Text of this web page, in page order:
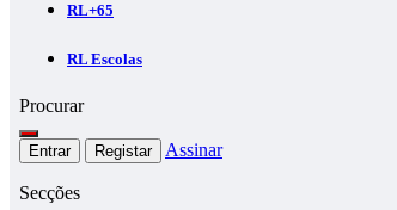
RL+65
RL Escolas
Procurar
Entrar Registar Assinar
Secções